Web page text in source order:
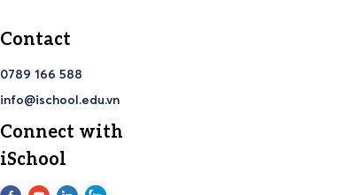
Contact
0789 166 588
info@ischool.edu.vn
Connect with
iSchool